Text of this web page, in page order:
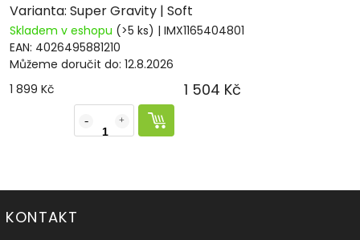
Varianta: Super Gravity | Soft
Skladem v eshopu (>5 ks) | IMX1165404801
EAN: 4026495881210
Můžeme doručit do: 12.8.2026
1 899 Kč
1 504 Kč
KONTAKT